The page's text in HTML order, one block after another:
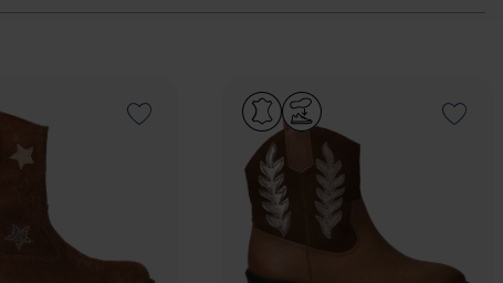
Add to Wishlist Add to Wishlist